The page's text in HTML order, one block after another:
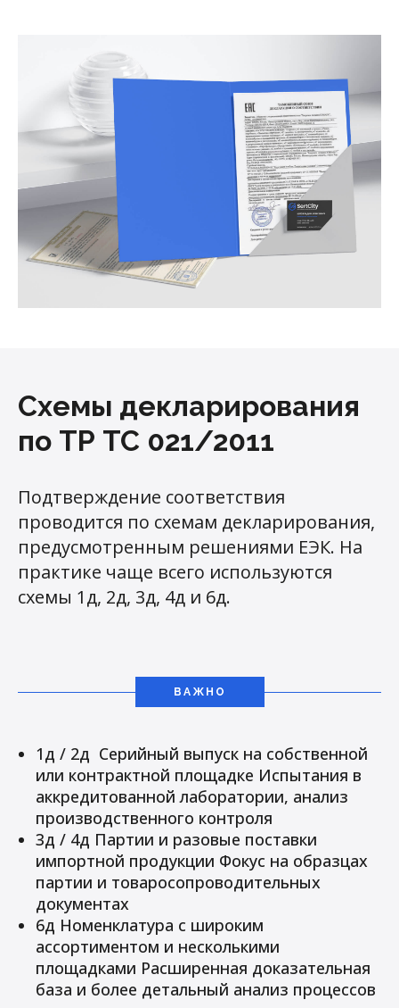
Схемы декларирования
по ТР ТС 021/2011
Подтверждение соответствия
проводится по схемам декларирования,
предусмотренным решениями ЕЭК. На
практике чаще всего используются
схемы 1д, 2д, 3д, 4д и 6д.
ВАЖНО
1д / 2д Серийный выпуск на собственной
или контрактной площадке Испытания в
аккредитованной лаборатории, анализ
производственного контроля
3д / 4д Партии и разовые поставки
импортной продукции Фокус на образцах
партии и товаросопроводительных
документах
6д Номенклатура с широким
ассортиментом и несколькими
площадками Расширенная доказательная
база и более детальный анализ процессов